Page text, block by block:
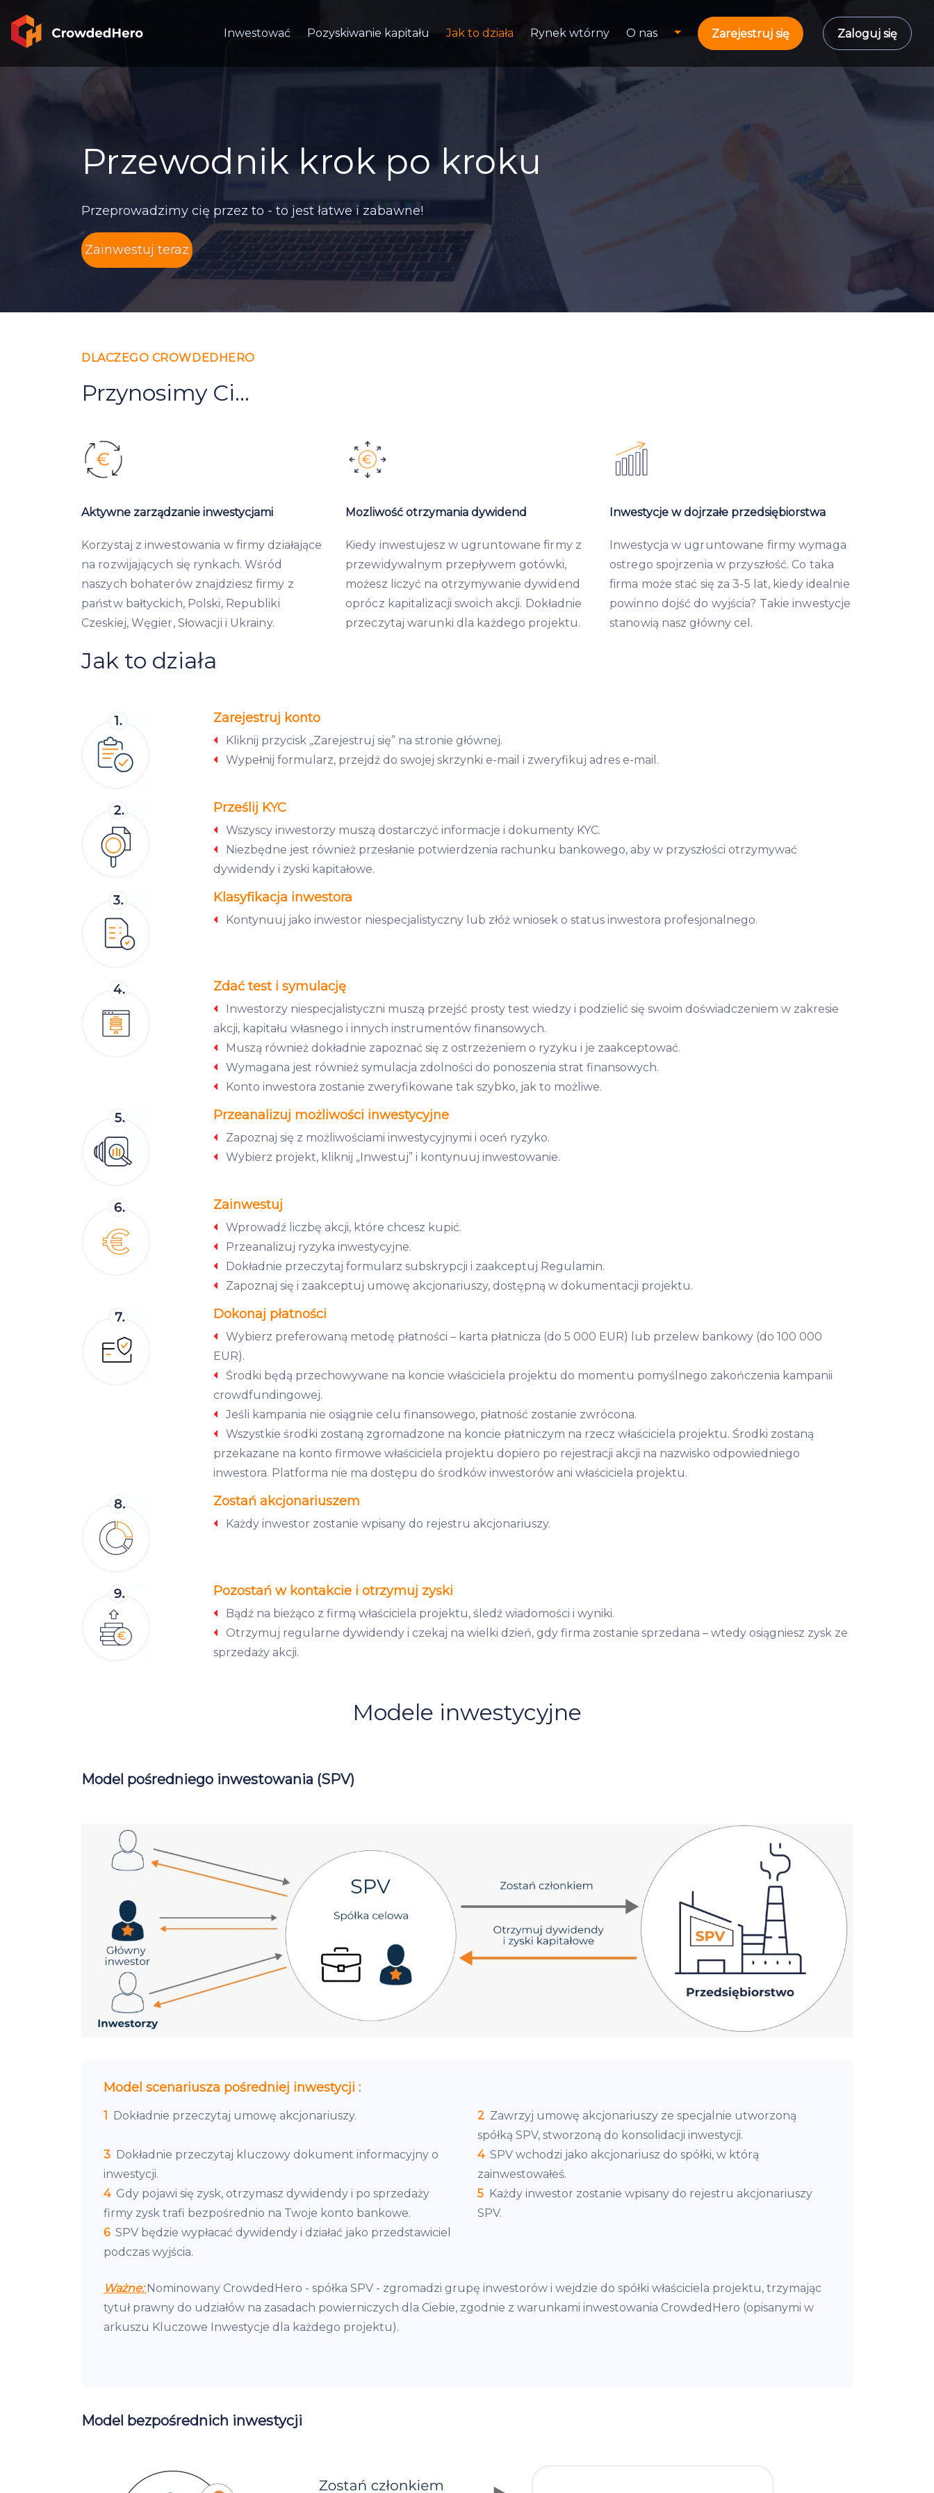
Inwestować Pozyskiwanie kapitału Jak to działa Rynek wtórny O nas Zarejestruj się Zaloguj się
Przewodnik krok po kroku
Przeprowadzimy cię przez to - to jest łatwe i zabawne!
Zainwestuj teraz
DLACZEGO CROWDEDHERO
Przynosimy Ci...
Aktywne zarządzanie inwestycjami
Korzystaj z inwestowania w firmy działające
na rozwijających się rynkach. Wśród
naszych bohaterów znajdziesz firmy z
państw bałtyckich, Polski, Republiki
Czeskiej, Węgier, Słowacji i Ukrainy.
Mozliwość otrzymania dywidend
Kiedy inwestujesz w ugruntowane firmy z
przewidywalnym przepływem gotówki,
możesz liczyć na otrzymywanie dywidend
oprócz kapitalizacji swoich akcji. Dokładnie
przeczytaj warunki dla każdego projektu.
Inwestycje w dojrzałe przedsiębiorstwa
Inwestycja w ugruntowane firmy wymaga
ostrego spojrzenia w przyszłość. Co taka
firma może stać się za 3-5 lat, kiedy idealnie
powinno dojść do wyjścia? Takie inwestycje
stanowią nasz główny cel.
Jak to działa
Zarejestruj konto
Kliknij przycisk „Zarejestruj się” na stronie głównej.
Wypełnij formularz, przejdź do swojej skrzynki e-mail i zweryfikuj adres e-mail.
Prześlij KYC
Wszyscy inwestorzy muszą dostarczyć informacje i dokumenty KYC.
Niezbędne jest również przesłanie potwierdzenia rachunku bankowego, aby w przyszłości otrzymywać
dywidendy i zyski kapitałowe.
Klasyfikacja inwestora
Kontynuuj jako inwestor niespecjalistyczny lub złóż wniosek o status inwestora profesjonalnego.
Zdać test i symulację
Inwestorzy niespecjalistyczni muszą przejść prosty test wiedzy i podzielić się swoim doświadczeniem w zakresie
akcji, kapitału własnego i innych instrumentów finansowych.
Muszą również dokładnie zapoznać się z ostrzeżeniem o ryzyku i je zaakceptować.
Wymagana jest również symulacja zdolności do ponoszenia strat finansowych.
Konto inwestora zostanie zweryfikowane tak szybko, jak to możliwe.
Przeanalizuj możliwości inwestycyjne
Zapoznaj się z możliwościami inwestycyjnymi i oceń ryzyko.
Wybierz projekt, kliknij „Inwestuj” i kontynuuj inwestowanie.
Zainwestuj
Wprowadź liczbę akcji, które chcesz kupić.
Przeanalizuj ryzyka inwestycyjne.
Dokładnie przeczytaj formularz subskrypcji i zaakceptuj Regulamin.
Zapoznaj się i zaakceptuj umowę akcjonariuszy, dostępną w dokumentacji projektu.
Dokonaj płatności
Wybierz preferowaną metodę płatności – karta płatnicza (do 5 000 EUR) lub przelew bankowy (do 100 000
EUR).
Środki będą przechowywane na koncie właściciela projektu do momentu pomyślnego zakończenia kampanii
crowdfundingowej.
Jeśli kampania nie osiągnie celu finansowego, płatność zostanie zwrócona.
Wszystkie środki zostaną zgromadzone na koncie płatniczym na rzecz właściciela projektu. Środki zostaną
przekazane na konto firmowe właściciela projektu dopiero po rejestracji akcji na nazwisko odpowiedniego
inwestora. Platforma nie ma dostępu do środków inwestorów ani właściciela projektu.
Zostań akcjonariuszem
Każdy inwestor zostanie wpisany do rejestru akcjonariuszy.
Pozostań w kontakcie i otrzymuj zyski
Bądź na bieżąco z firmą właściciela projektu, śledź wiadomości i wyniki.
Otrzymuj regularne dywidendy i czekaj na wielki dzień, gdy firma zostanie sprzedana – wtedy osiągniesz zysk ze
sprzedaży akcji.
Modele inwestycyjne
Model pośredniego inwestowania (SPV)
Model scenariusza pośredniej inwestycji :
1 Dokładnie przeczytaj umowę akcjonariuszy. 2 Zawrzyj umowę akcjonariuszy ze specjalnie utworzoną
spółką SPV, stworzoną do konsolidacji inwestycji.
3 Dokładnie przeczytaj kluczowy dokument informacyjny o
inwestycji.
4 SPV wchodzi jako akcjonariusz do spółki, w którą
zainwestowałeś.
4 Gdy pojawi się zysk, otrzymasz dywidendy i po sprzedaży
firmy zysk trafi bezpośrednio na Twoje konto bankowe.
5 Każdy inwestor zostanie wpisany do rejestru akcjonariuszy
SPV.
6 SPV będzie wypłacać dywidendy i działać jako przedstawiciel
podczas wyjścia.
Ważne:Nominowany CrowdedHero - spółka SPV - zgromadzi grupę inwestorów i wejdzie do spółki właściciela projektu, trzymając
tytuł prawny do udziałów na zasadach powierniczych dla Ciebie, zgodnie z warunkami inwestowania CrowdedHero (opisanymi w
arkuszu Kluczowe Inwestycje dla każdego projektu).
Model bezpośrednich inwestycji